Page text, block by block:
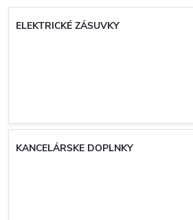
ELEKTRICKÉ ZÁSUVKY
KANCELÁRSKE DOPLNKY